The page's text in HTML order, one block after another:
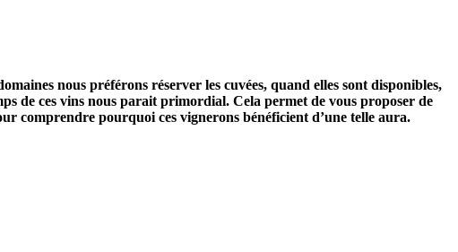
nous préférons réserver les cuvées, quand elles sont disponibles,
de ces vins nous parait primordial. Cela permet de vous proposer de
comprendre pourquoi ces vignerons bénéficient d’une telle aura.